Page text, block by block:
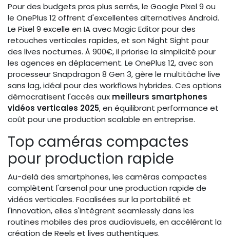
Pour des budgets pros plus serrés, le Google Pixel 9 ou
le OnePlus 12 offrent d'excellentes alternatives Android.
Le Pixel 9 excelle en IA avec Magic Editor pour des
retouches verticales rapides, et son Night Sight pour
des lives nocturnes. À 900€, il priorise la simplicité pour
les agences en déplacement. Le OnePlus 12, avec son
processeur Snapdragon 8 Gen 3, gère le multitâche live
sans lag, idéal pour des workflows hybrides. Ces options
démocratisent l'accès aux meilleurs smartphones
vidéos verticales 2025, en équilibrant performance et
coût pour une production scalable en entreprise.
Top caméras compactes
pour production rapide
Au-delà des smartphones, les caméras compactes
complètent l'arsenal pour une production rapide de
vidéos verticales. Focalisées sur la portabilité et
l'innovation, elles s'intègrent seamlessly dans les
routines mobiles des pros audiovisuels, en accélérant la
création de Reels et lives authentiques.